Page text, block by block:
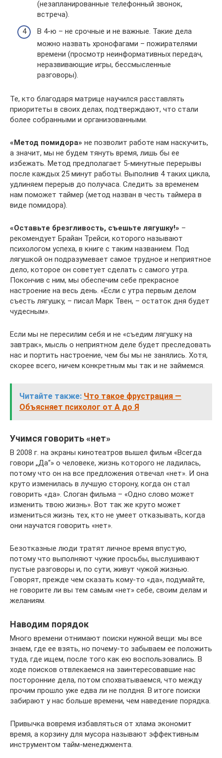
(незапланированные телефонный звонок,
встреча).
В 4-ю – не срочные и не важные. Такие дела
можно назвать хронофагами – пожирателями
времени (просмотр неинформативных передач,
неразвивающие игры, бессмысленные
разговоры).
Те, кто благодаря матрице научился расставлять
приоритеты в своих делах, подтверждают, что стали
более собранными и организованными.
«Метод помидора» не позволит работе нам наскучить,
а значит, мы не будем тянуть время, лишь бы ее
избежать. Метод предполагает 5-минутные перерывы
после каждых 25 минут работы. Выполнив 4 таких цикла,
удлиняем перерыв до получаса. Следить за временем
нам поможет таймер (метод назван в честь таймера в
виде помидора).
«Оставьте брезгливость, съешьте лягушку!» –
рекомендует Брайан Трейси, которого называют
психологом успеха, в книге с таким названием. Под
лягушкой он подразумевает самое трудное и неприятное
дело, которое он советует сделать с самого утра.
Покончив с ним, мы обеспечим себе прекрасное
настроение на весь день. «Если с утра первым делом
съесть лягушку, – писал Марк Твен, – остаток дня будет
чудесным».
Если мы не пересилим себя и не «съедим лягушку на
завтрак», мысль о неприятном деле будет преследовать
нас и портить настроение, чем бы мы не занялись. Хотя,
скорее всего, ничем конкретным мы так и не займемся.
Читайте также: Что такое фрустрация —
Объясняет психолог от А до Я
Учимся говорить «нет»
В 2008 г. на экраны кинотеатров вышел фильм «Всегда
говори „Да“» о человеке, жизнь которого не ладилась,
потому что он на все предложения отвечал «нет». И она
круто изменилась в лучшую сторону, когда он стал
говорить «да». Слоган фильма – «Одно слово может
изменить твою жизнь». Вот так же круто может
измениться жизнь тех, кто не умеет отказывать, когда
они научатся говорить «нет».
Безотказные люди тратят личное время впустую,
потому что выполняют чужие просьбы, выслушивают
пустые разговоры и, по сути, живут чужой жизнью.
Говорят, прежде чем сказать кому-то «да», подумайте,
не говорите ли вы тем самым «нет» себе, своим делам и
желаниям.
Наводим порядок
Много времени отнимают поиски нужной вещи: мы все
знаем, где ее взять, но почему-то забываем ее положить
туда, где ищем, после того как ею воспользовались. В
ходе поисков отвлекаемся на заинтересовавшие нас
посторонние дела, потом спохватываемся, что между
прочим прошло уже едва ли не полдня. В итоге поиски
забирают у нас больше времени, чем наведение порядка.
Привычка вовремя избавляться от хлама экономит
время, а корзину для мусора называют эффективным
инструментом тайм-менеджмента.